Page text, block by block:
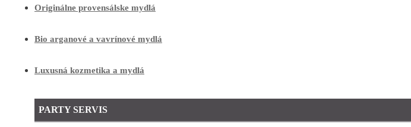
Originálne provensálske mydlá
Bio arganové a vavrínové mydlá
Luxusná kozmetika a mydlá
PARTY SERVIS